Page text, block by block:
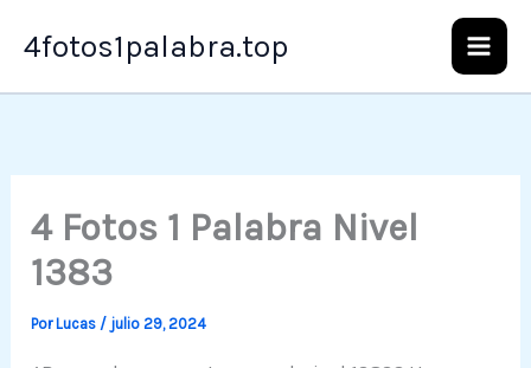
4fotos1palabra.top
4 Fotos 1 Palabra Nivel
1383
PorLucas / julio 29, 2024